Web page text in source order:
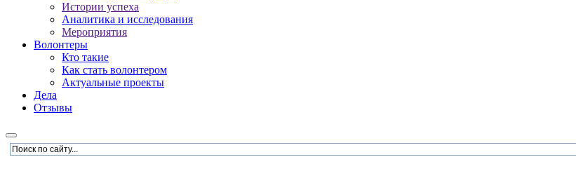
Истории успеха
Аналитика и исследования
Мероприятия
Волонтеры
Кто такие
Как стать волонтером
Актуальные проекты
Дела
Отзывы